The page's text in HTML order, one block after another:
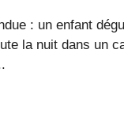
: un enfant
la nuit dans un